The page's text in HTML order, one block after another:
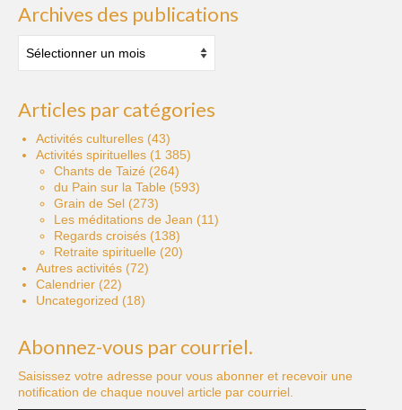
Archives des publications
des
publications
Articles par catégories
Activités culturelles (43)
Activités spirituelles (1 385)
Chants de Taizé (264)
du Pain sur la Table (593)
Grain de Sel (273)
Les méditations de Jean (11)
Regards croisés (138)
Retraite spirituelle (20)
Autres activités (72)
Calendrier (22)
Uncategorized (18)
Abonnez-vous par courriel.
Saisissez votre adresse pour vous abonner et recevoir une
notification de chaque nouvel article par courriel.